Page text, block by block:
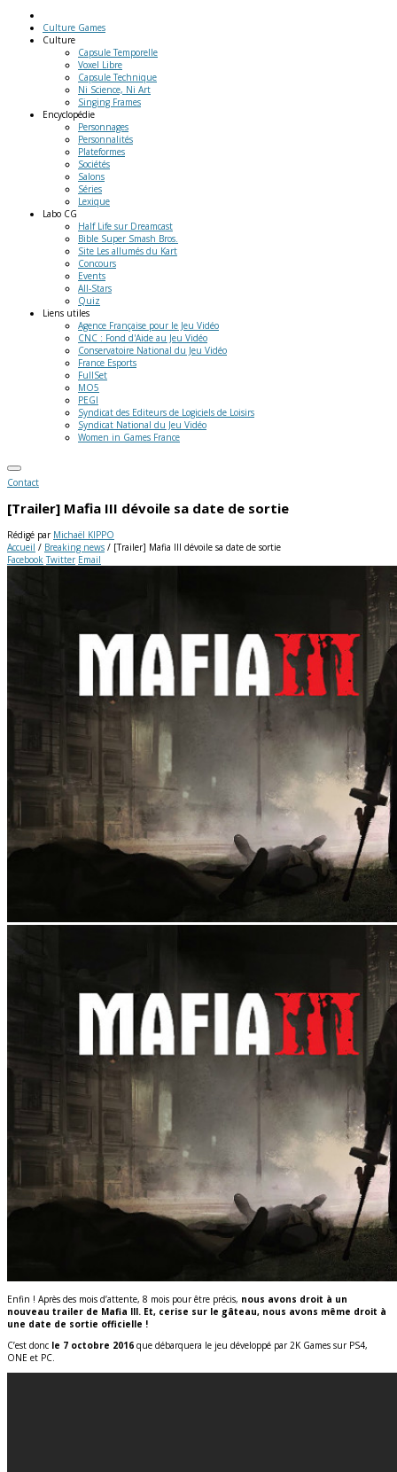
Culture Games
Culture
Capsule Temporelle
Voxel Libre
Capsule Technique
Ni Science, Ni Art
Singing Frames
Encyclopédie
Personnages
Personnalités
Plateformes
Sociétés
Salons
Séries
Lexique
Labo CG
Half Life sur Dreamcast
Bible Super Smash Bros.
Site Les allumés du Kart
Concours
Events
All-Stars
Quiz
Liens utiles
Agence Française pour le Jeu Vidéo
CNC : Fond d'Aide au Jeu Vidéo
Conservatoire National du Jeu Vidéo
France Esports
FullSet
MO5
PEGI
Syndicat des Editeurs de Logiciels de Loisirs
Syndicat National du Jeu Vidéo
Women in Games France
Contact
[Trailer] Mafia III dévoile sa date de sortie
Rédigé par Michaël KIPPO
Accueil / Breaking news / [Trailer] Mafia III dévoile sa date de sortie
Facebook Twitter Email
Enfin ! Après des mois d’attente, 8 mois pour être précis, nous avons droit à un
nouveau trailer de Mafia III. Et, cerise sur le gâteau, nous avons même droit à
une date de sortie officielle !
C’est donc le 7 octobre 2016 que débarquera le jeu développé par 2K Games sur PS4,
ONE et PC.